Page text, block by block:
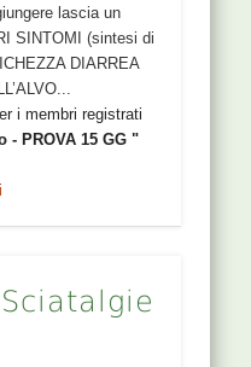
lascia un
SINTOMI (sintesi di
DIARREA
i membri registrati
- PROVA 15 GG "